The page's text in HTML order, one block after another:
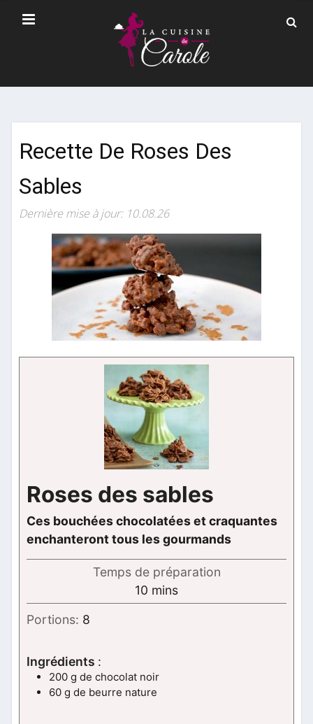
Recette De Roses Des
Sables
Dernière mise à jour: 10.08.26
Roses des sables
Ces bouchées chocolatées et craquantes
enchanteront tous les gourmands
Temps de préparation
10 minutes
mins
Portions: 8
Ingrédients :
200 g de chocolat noir
60 g de beurre nature